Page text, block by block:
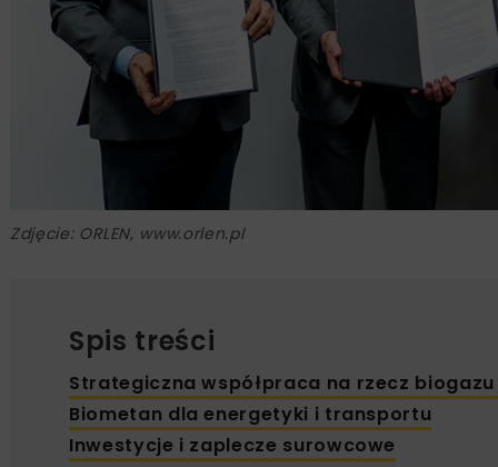
Zdjęcie: ORLEN, www.orlen.pl
Spis treści
Strategiczna współpraca na rzecz
Biometan dla energetyki i transportu
Inwestycje i zaplecze surowcowe